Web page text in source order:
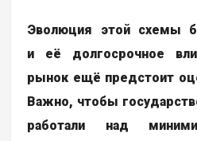
Эволюция этой схемы
и её долгосрочное
рынок ещё предстоит
Важно, чтобы
работали над